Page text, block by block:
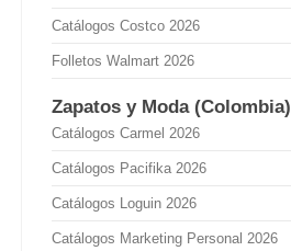
Catálogos Costco 2026
Folletos Walmart 2026
Zapatos y Moda (Colombia)
Catálogos Carmel 2026
Catálogos Pacifika 2026
Catálogos Loguin 2026
Catálogos Marketing Personal 2026